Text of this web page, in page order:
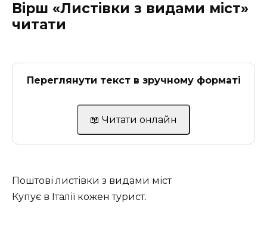
Вірш «Листівки з видами міст»
читати
Переглянути текст в зручному форматі
📖 Читати онлайн
Поштові листівки з видами міст
Купує в Італії кожен турист.